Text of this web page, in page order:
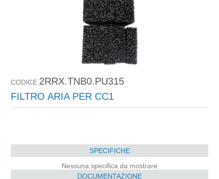
CODICE 2RRX.TNB0.PU315
FILTRO ARIA PER CC1
SPECIFICHE
Nessuna specifica da mostrare
DOCUMENTAZIONE